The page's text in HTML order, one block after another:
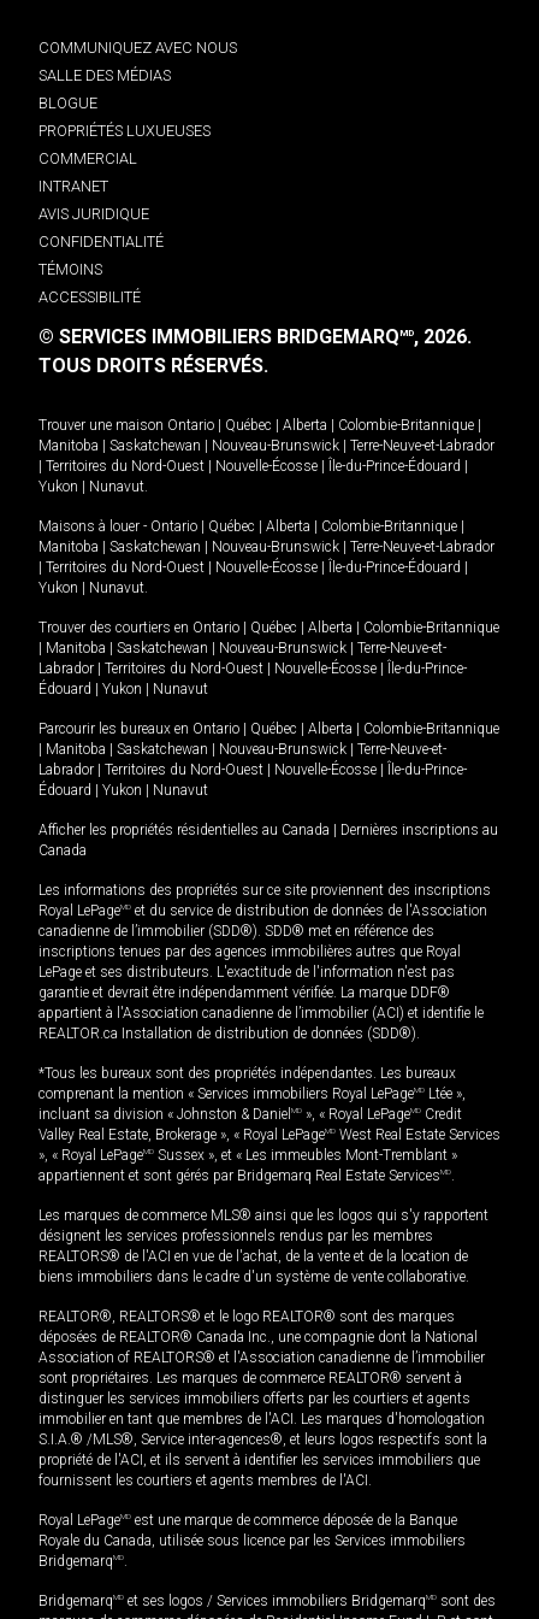
COMMUNIQUEZ AVEC NOUS
SALLE DES MÉDIAS
BLOGUE
PROPRIÉTÉS LUXUEUSES
COMMERCIAL
INTRANET
AVIS JURIDIQUE
CONFIDENTIALITÉ
TÉMOINS
ACCESSIBILITÉ
© SERVICES IMMOBILIERS BRIDGEMARQMD, 2026.
TOUS DROITS RÉSERVÉS.
Trouver une maison Ontario Québec Alberta Colombie-Britannique
Manitoba
Saskatchewan Nouveau-Brunswick
Terre-Neuve-et-Labrador
Territoires du Nord-Ouest Nouvelle-Écosse Île-du-Prince-Édouard
Yukon
Nunavut.
Maisons à louer - Ontario Québec Alberta Colombie-Britannique
Manitoba
Saskatchewan Nouveau-Brunswick
Terre-Neuve-et-Labrador
Territoires du Nord-Ouest Nouvelle-Écosse Île-du-Prince-Édouard
Yukon
Nunavut.
Trouver des courtiers en Ontario Québec Alberta
Colombie-Britannique
Manitoba Saskatchewan Nouveau-Brunswick
Terre-Neuve-et-
Labrador
Territoires du Nord-Ouest Nouvelle-Écosse
Île-du-Prince-
Édouard
Yukon Nunavut
Parcourir les bureaux en Ontario Québec Alberta
Colombie-Britannique
Manitoba Saskatchewan Nouveau-Brunswick
Terre-Neuve-et-
Labrador
Territoires du Nord-Ouest Nouvelle-Écosse
Île-du-Prince-
Édouard
Yukon Nunavut
Afficher les propriétés résidentielles au Canada
Dernières inscriptions au
Canada
Les informations des propriétés sur ce site proviennent des inscriptions
Royal LePageMD et du service de distribution de données de l'Association
canadienne de l’immobilier (SDD®). SDD® met en référence des
inscriptions tenues par des agences immobilières autres que Royal
LePage et ses distributeurs. L'exactitude de l'information n'est pas
garantie et devrait être indépendamment vérifiée. La marque DDF®
appartient à l'Association canadienne de l’immobilier (ACI) et identifie le
REALTOR.ca Installation de distribution de données (SDD®).
*Tous les bureaux sont des propriétés indépendantes. Les bureaux
comprenant la mention « Services immobiliers Royal LePageMD Ltée »,
incluant sa division « Johnston & Daniel MD », « Royal LePageMD Credit
Valley Real Estate, Brokerage », « Royal LePageMD West Real Estate Services
», « Royal LePageMD Sussex », et « Les immeubles Mont-Tremblant »
appartiennent et sont gérés par Bridgemarq Real Estate ServicesMD.
Les marques de commerce MLS® ainsi que les logos qui s'y rapportent
désignent les services professionnels rendus par les membres
REALTORS® de l'ACI en vue de l'achat, de la vente et de la location de
biens immobiliers dans le cadre d'un système de vente collaborative.
REALTOR®, REALTORS® et le logo REALTOR® sont des marques
déposées de REALTOR® Canada Inc., une compagnie dont la National
Association of REALTORS® et l'Association canadienne de l’immobilier
sont propriétaires. Les marques de commerce REALTOR® servent à
distinguer les services immobiliers offerts par les courtiers et agents
immobilier en tant que membres de l'ACI. Les marques d'homologation
S.I.A.® /MLS®, Service inter-agences®, et leurs logos respectifs sont la
propriété de l'ACI, et ils servent à identifier les services immobiliers que
fournissent les courtiers et agents membres de l'ACI.
Royal LePageMD est une marque de commerce déposée de la Banque
Royale du Canada, utilisée sous licence par les Services immobiliers
BridgemarqMD.
BridgemarqMD et ses logos / Services immobiliers BridgemarqMD sont des